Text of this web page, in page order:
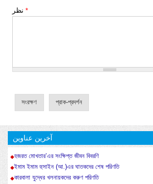
*
آخرین عناوین
হজরত মোখতার’এর সংক্ষিপ্ত জীবন বিবরণি
ইমাম ইমাম হুসাইন (আ.)এর ঘাতকদের শেষ পরিণতি
কারবালা যুদ্ধের খলনায়কদের করুণ পরিণতি